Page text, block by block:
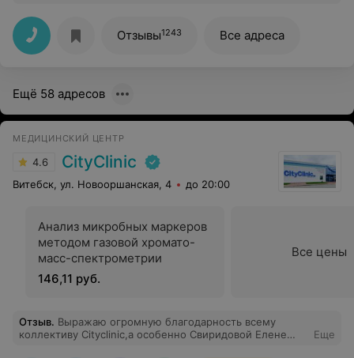
e-mail адрес.
Отзывы1243 Все адреса
Ещё 58 адресов
МЕДИЦИНСКИЙ ЦЕНТР
4.6 CityClinic
Витебск, ул. Новооршанская, 4 до 20:00
Анализ микробных маркеров
методом газовой хромато-
масс-спектрометрии
146,11 руб.
Все цены
Отзыв. Выражаю огромную благодарность всему
коллективу Cityclinic,а особенно Свиридовой Елене
Еще